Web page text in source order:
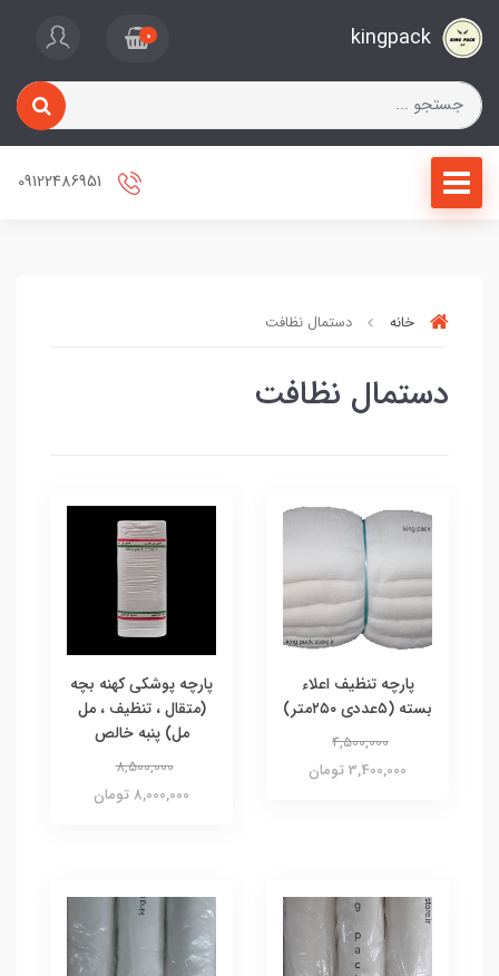
kingpack
0
خانه دستمال نظافت
دستمال نظافت
پارچه تنظیف اعلاء
بسته (۵عددی ۲۵۰متر)
4,500,000
3,400,000 تومان
پارچه پوشکی کهنه بچه
(متقال ، تنظیف ، مل
مل) پنبه خالص
8,500,000
8,000,000 تومان